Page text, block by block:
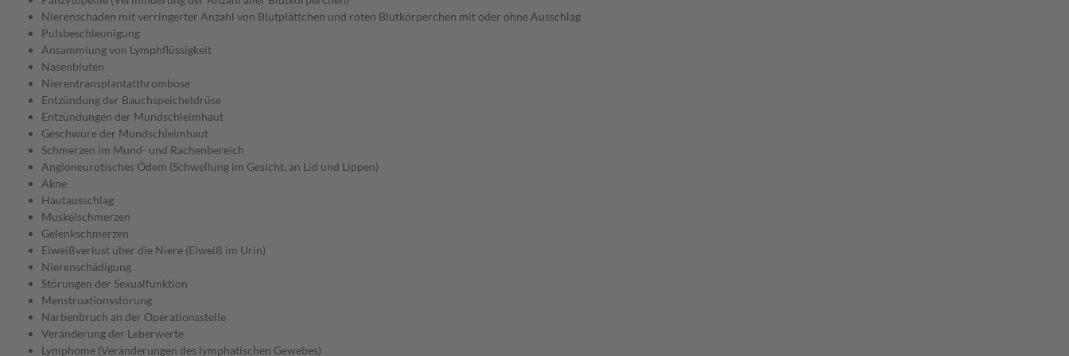
Nierenschaden mit verringerter Anzahl von Blutplättchen und roten Blutkörperchen mit oder ohne Ausschlag
Pulsbeschleunigung
Ansammlung von Lymphflüssigkeit
Nasenbluten
Nierentransplantatthrombose
Entzündung der Bauchspeicheldrüse
Entzündungen der Mundschleimhaut
Geschwüre der Mundschleimhaut
Schmerzen im Mund- und Rachenbereich
Angioneurotisches Ödem (Schwellung im Gesicht, an Lid und Lippen)
Akne
Hautausschlag
Muskelschmerzen
Gelenkschmerzen
Eiweißverlust über die Niere (Eiweiß im Urin)
Nierenschädigung
Störungen der Sexualfunktion
Menstruationsstörung
Narbenbruch an der Operationsstelle
Veränderung der Leberwerte
Lymphome (Veränderungen des lymphatischen Gewebes)